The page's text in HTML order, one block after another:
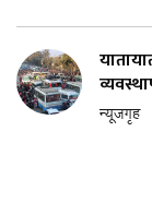
न्यूजगृह